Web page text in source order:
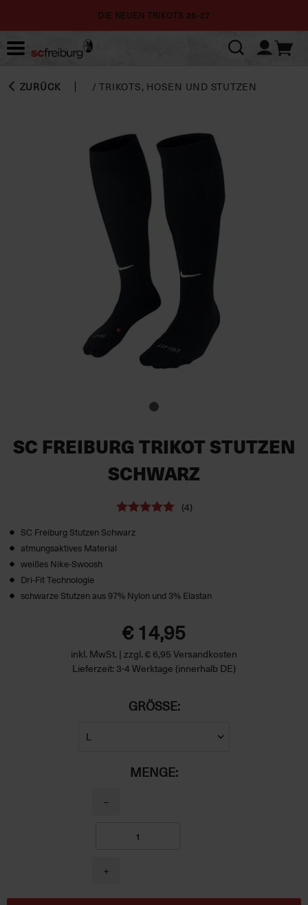
DIE NEUEN TRIKOTS 26-27
ZURÜCK /TRIKOTS, HOSEN UND STUTZEN
SC FREIBURG TRIKOT STUTZEN
SCHWARZ
(4)
SC Freiburg Stutzen Schwarz
atmungsaktives Material
weißes Nike-Swoosh
Dri-Fit Technologie
schwarze Stutzen aus 97% Nylon und 3% Elastan
€ 14,95
inkl. MwSt. | zzgl. € 6,95 Versandkosten
Lieferzeit: 3-4 Werktage (innerhalb DE)
GRÖSSE:
MENGE:
−
+